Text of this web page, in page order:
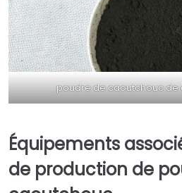
poudre de caoutchouc de
Équipements
de production de